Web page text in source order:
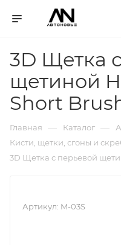
3D Щетка
щетиной
Short
Главная — Каталог —
Кисти, щетки, сгоны и
3D Щетка с перьевой
Артикул: M-03S